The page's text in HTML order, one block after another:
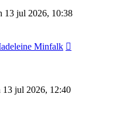
13 jul 2026, 10:38
Minfalk
13 jul 2026, 12:40